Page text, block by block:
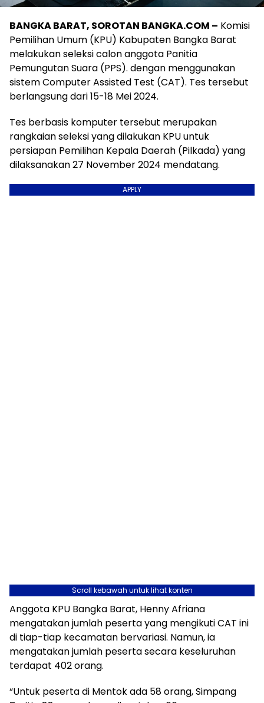
BANGKA BARAT, SOROTAN BANGKA.COM – Komisi
Pemilihan Umum (KPU) Kabupaten Bangka Barat
melakukan seleksi calon anggota Panitia
Pemungutan Suara (PPS). dengan menggunakan
sistem Computer Assisted Test (CAT). Tes tersebut
berlangsung dari 15-18 Mei 2024.
Tes berbasis komputer tersebut merupakan
rangkaian seleksi yang dilakukan KPU untuk
persiapan Pemilihan Kepala Daerah (Pilkada) yang
dilaksanakan 27 November 2024 mendatang.
APPLY
Scroll kebawah untuk lihat konten
Anggota KPU Bangka Barat, Henny Afriana
mengatakan jumlah peserta yang mengikuti CAT ini
di tiap-tiap kecamatan bervariasi. Namun, ia
mengatakan jumlah peserta secara keseluruhan
terdapat 402 orang.
“Untuk peserta di Mentok ada 58 orang, Simpang